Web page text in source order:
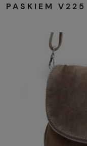
PASKIEM V225